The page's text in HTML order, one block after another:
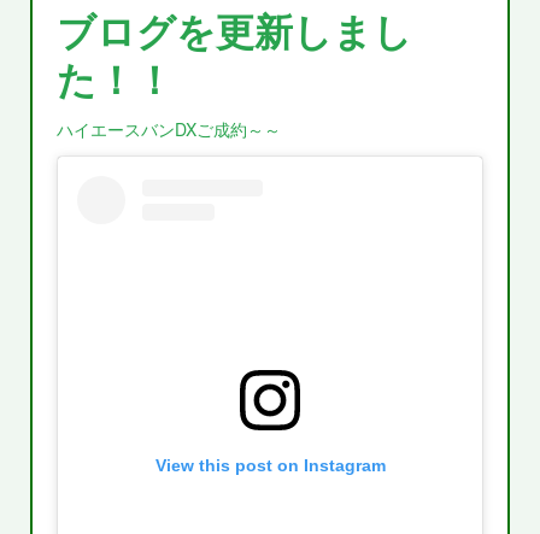
ブログを更新しまし
た！！
ハイエースバンDXご成約～～
View this post on Instagram